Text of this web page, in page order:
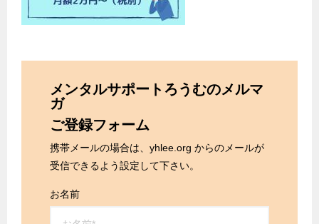
メンタルサポートろうむのメルマ
ガ
ご登録フォーム
携帯メールの場合は、yhlee.org からのメールが
受信できるよう設定して下さい。
お名前